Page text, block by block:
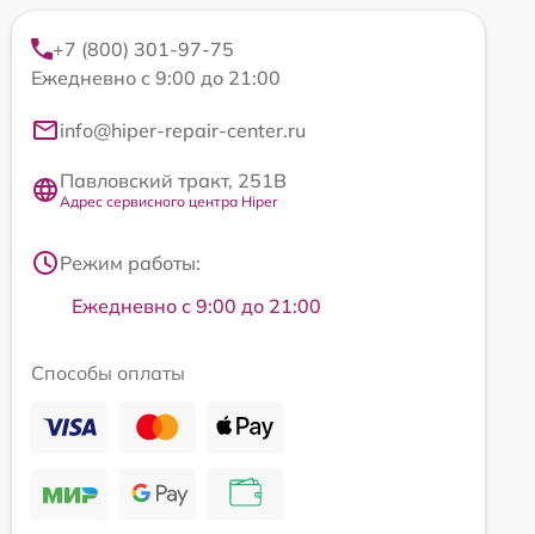
+7 (800) 301-97-75
Ежедневно с 9:00 до 21:00
info@hiper-repair-center.ru
Павловский тракт, 251В
Адрес сервисного центра Hiper
Режим работы:
Ежедневно с 9:00 до 21:00
Способы оплаты